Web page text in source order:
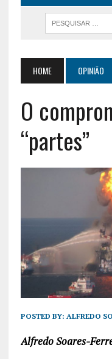
HOME OPINIÃO
O
“partes”
POSTED BY: ALFREDO
Alfredo Soares-